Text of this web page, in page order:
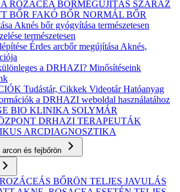
ROZÁCEA BŐRMEGÚJÍTÁS SZÁRAZ
BŐR FAKÓ BŐR NORMÁL BŐR
Aknés bőr gyógyítása természetesen
természetesen
Érdes arcbőr megújítása Aknés,
a DRHAZI? Minősítéseink
Tudástár, Cikkek VideotárHatóanyag
a DRHAZI weboldal használatához
BIO KLINIKA SOLYMÁR
DRHAZI TERAPEUTÁK
ARCDIAGNOSZTIKA
és fejbőrön
BŐRÖN TELJES JAVULÁS